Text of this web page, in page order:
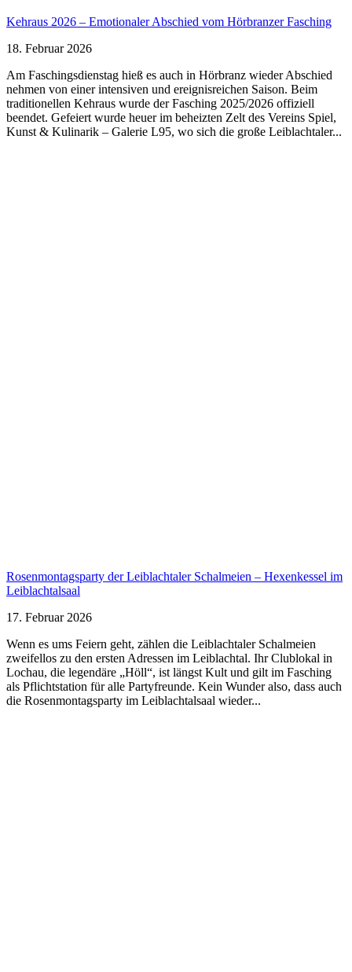
Kehraus 2026 – Emotionaler Abschied vom Hörbranzer Fasching
18. Februar 2026
Am Faschingsdienstag hieß es auch in Hörbranz wieder Abschied
nehmen von einer intensiven und ereignisreichen Saison. Beim
traditionellen Kehraus wurde der Fasching 2025/2026 offiziell
beendet. Gefeiert wurde heuer im beheizten Zelt des Vereins Spiel,
Kunst & Kulinarik – Galerie L95, wo sich die große Leiblachtaler...
Rosenmontagsparty der Leiblachtaler Schalmeien – Hexenkessel im
Leiblachtalsaal
17. Februar 2026
Wenn es ums Feiern geht, zählen die Leiblachtaler Schalmeien
zweifellos zu den ersten Adressen im Leiblachtal. Ihr Clublokal in
Lochau, die legendäre „Höll“, ist längst Kult und gilt im Fasching
als Pflichtstation für alle Partyfreunde. Kein Wunder also, dass auch
die Rosenmontagsparty im Leiblachtalsaal wieder...